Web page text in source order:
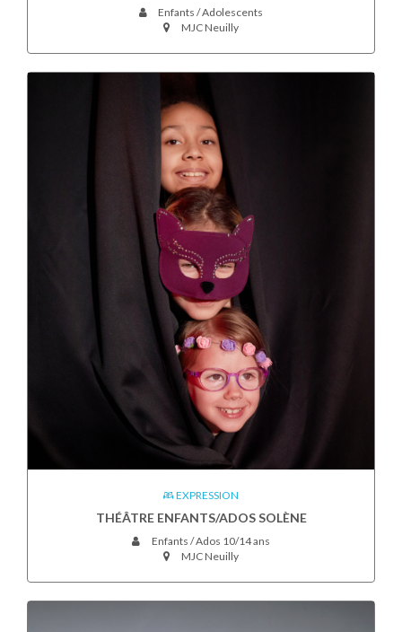
Enfants / Adolescents
MJC Neuilly
EXPRESSION
THÉÂTRE ENFANTS/ADOS SOLÈNE
Enfants / Ados 10/14 ans
MJC Neuilly